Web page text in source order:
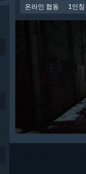
온라인 협동 1인칭